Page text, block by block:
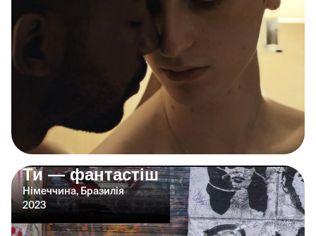
Ти — фантастіш
Німеччина, Бразилія
2023